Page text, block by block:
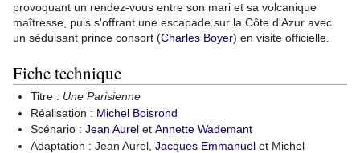
provoquant un rendez-vous entre son mari et sa volcanique
maîtresse, puis s'offrant une escapade sur la Côte d'Azur avec
un séduisant prince consort (Charles Boyer) en visite officielle.
Fiche technique
Titre : Une Parisienne
Réalisation : Michel Boisrond
Scénario : Jean Aurel et Annette Wademant
Adaptation : Jean Aurel, Jacques Emmanuel et Michel